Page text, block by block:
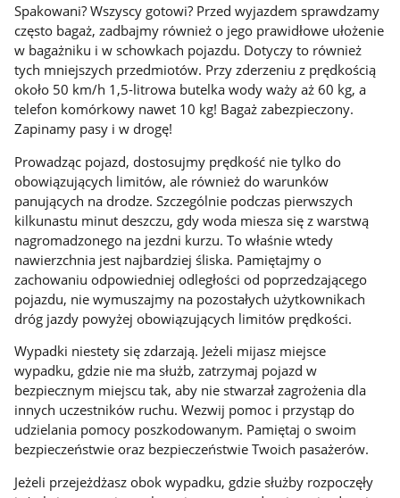
Spakowani? Wszyscy gotowi? Przed wyjazdem sprawdzamy
często bagaż, zadbajmy również o jego prawidłowe ułożenie
w bagażniku i w schowkach pojazdu. Dotyczy to również
tych mniejszych przedmiotów. Przy zderzeniu z prędkością
około 50 km/h 1,5-litrowa butelka wody waży aż 60 kg, a
telefon komórkowy nawet 10 kg! Bagaż zabezpieczony.
Zapinamy pasy i w drogę!
Prowadząc pojazd, dostosujmy prędkość nie tylko do
obowiązujących limitów, ale również do warunków
panujących na drodze. Szczególnie podczas pierwszych
kilkunastu minut deszczu, gdy woda miesza się z warstwą
nagromadzonego na jezdni kurzu. To właśnie wtedy
nawierzchnia jest najbardziej śliska. Pamiętajmy o
zachowaniu odpowiedniej odległości od poprzedzającego
pojazdu, nie wymuszajmy na pozostałych użytkownikach
dróg jazdy powyżej obowiązujących limitów prędkości.
Wypadki niestety się zdarzają. Jeżeli mijasz miejsce
wypadku, gdzie nie ma służb, zatrzymaj pojazd w
bezpiecznym miejscu tak, aby nie stwarzał zagrożenia dla
innych uczestników ruchu. Wezwij pomoc i przystąp do
udzielania pomocy poszkodowanym. Pamiętaj o swoim
bezpieczeństwie oraz bezpieczeństwie Twoich pasażerów.
Jeżeli przejeżdżasz obok wypadku, gdzie służby rozpoczęły